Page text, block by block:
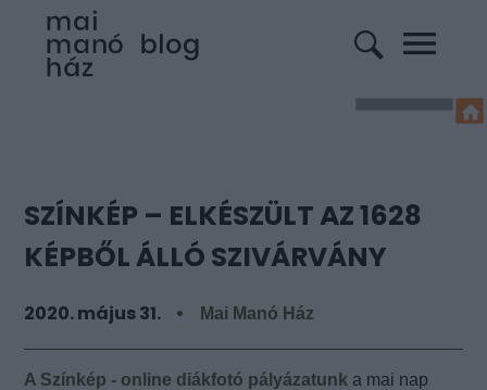
SZÍNKÉP – ELKÉSZÜLT AZ 1628
KÉPBŐL ÁLLÓ SZIVÁRVÁNY
2020. május 31. Mai Manó Ház
A Színkép - online diákfotó pályázatunk a mai nap